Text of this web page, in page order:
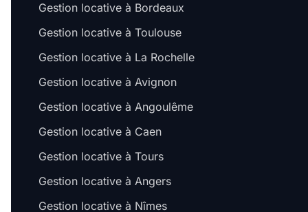
Gestion locative à Bordeaux
Gestion locative à Toulouse
Gestion locative à La Rochelle
Gestion locative à Avignon
Gestion locative à Angoulême
Gestion locative à Caen
Gestion locative à Tours
Gestion locative à Angers
Gestion locative à Nîmes